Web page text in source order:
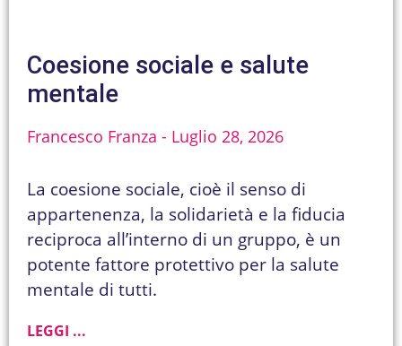
Coesione sociale e salute
mentale
Francesco Franza Luglio 28, 2026
La coesione sociale, cioè il senso di
appartenenza, la solidarietà e la fiducia
reciproca all’interno di un gruppo, è un
potente fattore protettivo per la salute
mentale di tutti.
LEGGI ...